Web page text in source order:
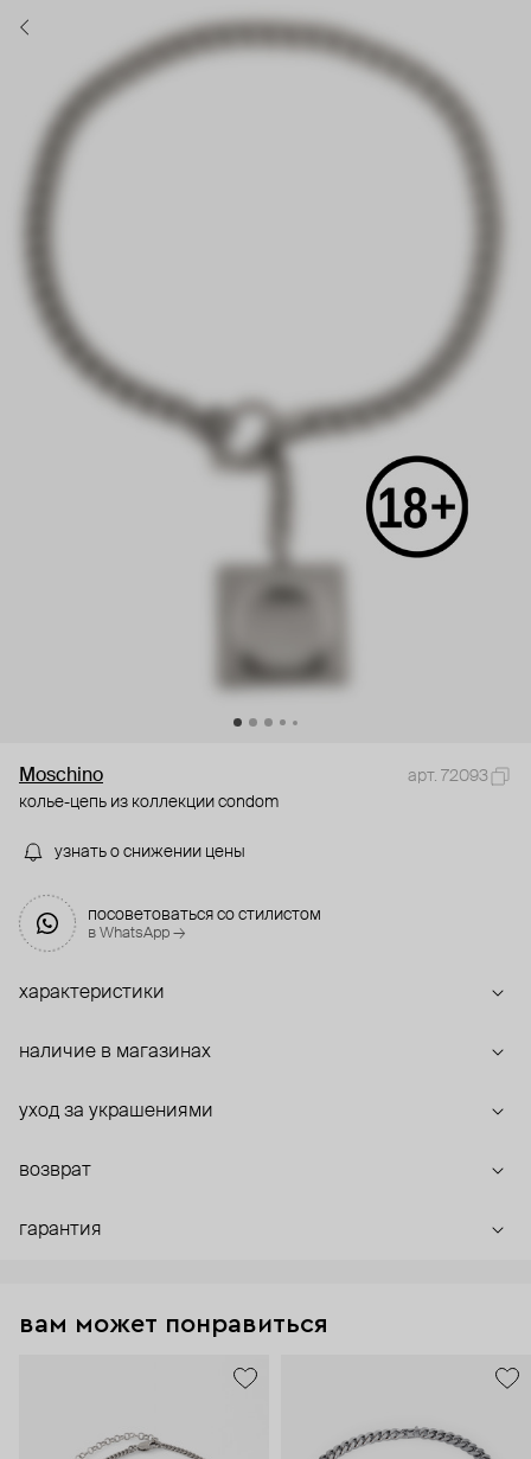
Moschino
арт. 72093
колье-цепь из коллекции condom
узнать о снижении цены
посоветоваться со стилистом
в WhatsApp →
характеристики
наличие в магазинах
уход за украшениями
возврат
гарантия
вам может понравиться